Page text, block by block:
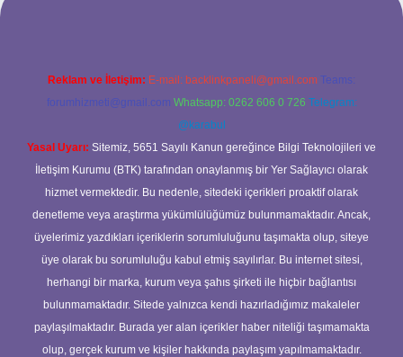
Reklam ve İletişim: E-mail: backlinkpaneli@gmail.com Teams:
forumhizmeti@gmail.com Whatsapp: 0262 606 0 726 Telegram:
@karabul
Yasal Uyarı: Sitemiz, 5651 Sayılı Kanun gereğince Bilgi Teknolojileri ve
İletişim Kurumu (BTK) tarafından onaylanmış bir Yer Sağlayıcı olarak
hizmet vermektedir. Bu nedenle, sitedeki içerikleri proaktif olarak
denetleme veya araştırma yükümlülüğümüz bulunmamaktadır. Ancak,
üyelerimiz yazdıkları içeriklerin sorumluluğunu taşımakta olup, siteye
üye olarak bu sorumluluğu kabul etmiş sayılırlar. Bu internet sitesi,
herhangi bir marka, kurum veya şahıs şirketi ile hiçbir bağlantısı
bulunmamaktadır. Sitede yalnızca kendi hazırladığımız makaleler
paylaşılmaktadır. Burada yer alan içerikler haber niteliği taşımamakta
olup, gerçek kurum ve kişiler hakkında paylaşım yapılmamaktadır.